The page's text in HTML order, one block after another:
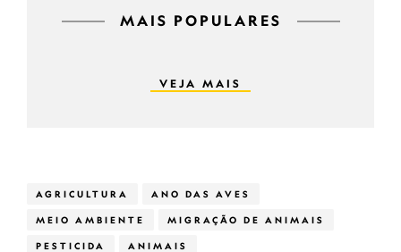
MAIS POPULARES
VEJA MAIS
AGRICULTURA ANO DAS AVES
MEIO AMBIENTE MIGRAÇÃO DE ANIMAIS
PESTICIDA ANIMAIS